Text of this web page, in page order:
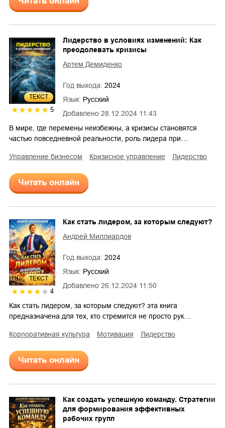
ТЕКСТ
5 Добавлено 28.12.2024 11:43
Лидерство в условиях изменений: Как
преодолевать кризисы
Артем Демиденко
Год выхода: 2024
Язык: Русский
В мире, где перемены неизбежны, а кризисы становятся
частью повседневной реальности, роль лидера при…
управление бизнесом кризисное управление лидерство
Читать онлайн
ТЕКСТ
4
Добавлено 26.12.2024 11:50
Как стать лидером, за которым следуют?
Андрей Миллиардов
Год выхода: 2024
Язык: Русский
Как стать лидером, за которым следуют? эта книга
предназначена для тех, кто стремится не просто рук…
корпоративная культура мотивация лидерство
Читать онлайн
Как создать успешную команду. Стратегии
для формирования эффективных
рабочих групп